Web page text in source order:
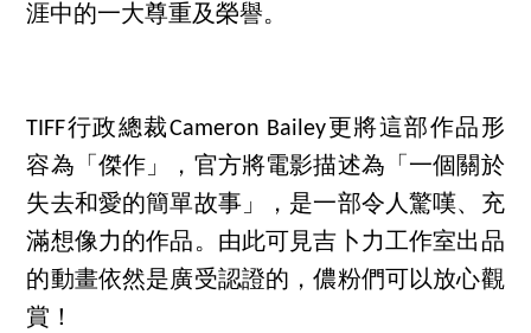
涯中的一大尊重及榮譽。
TIFF行政總裁Cameron Bailey更將這部作品形
容為「傑作」，官方將電影描述為「一個關於
失去和愛的簡單故事」，是一部令人驚嘆、充
滿想像力的作品。由此可見吉卜力工作室出品
的動畫依然是廣受認證的，儂粉們可以放心觀
賞！